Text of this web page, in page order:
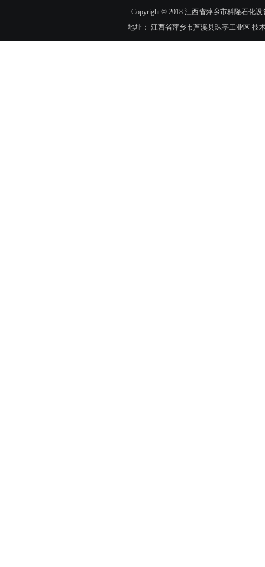
Copyright © 2018 江西省萍乡市科隆石化
地址： 江西省萍乡市芦溪县珠亭工业区 技